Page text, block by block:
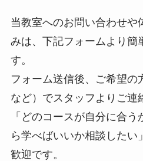
当教室へのお問い合わせや
みは、下記フォームより簡
す。
フォーム送信後、ご希望の
など）でスタッフよりご連
「どのコースが自分に合
ら学べばいいか相談したい
歓迎です。